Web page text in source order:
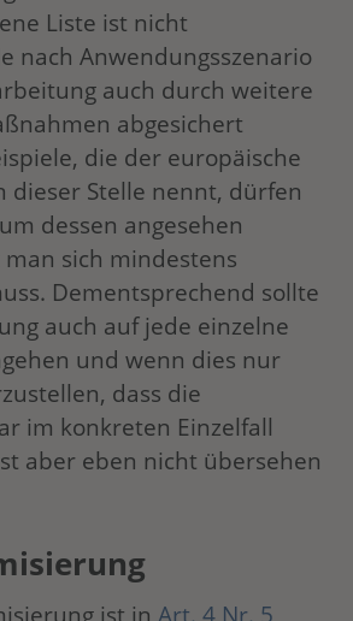
Liste ist nicht
nach Anwendungsszenario
auch durch weitere
abgesichert
die der europäische
dieser Stelle nennt, dürfen
dessen angesehen
sich mindestens
Dementsprechend sollte
auch auf jede einzelne
und wenn dies nur
dass die
im konkreten Einzelfall
aber eben nicht übersehen